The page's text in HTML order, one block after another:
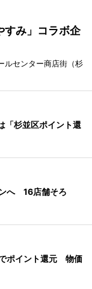
み」コラボ企
ルセンター商店街（杉
「杉並区ポイント還
へ 16店舗そろ
ポイント還元 物価